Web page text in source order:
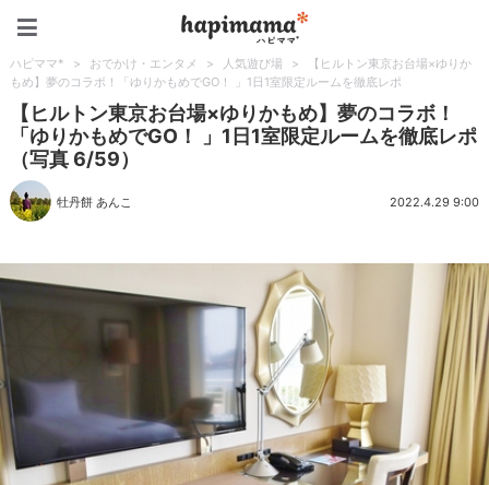
ハピママ* > おでかけ・エンタメ > 人気遊び場 >
【ヒルトン東京お台場×ゆりか
もめ】夢のコラボ！「ゆりかもめでGO！ 」1日1室限定ルームを徹底レポ
【ヒルトン東京お台場×ゆりかもめ】夢のコラボ！
「ゆりかもめでGO！ 」1日1室限定ルームを徹底レポ
（写真 6/59）
牡丹餅 あんこ 2022.4.29 9:00